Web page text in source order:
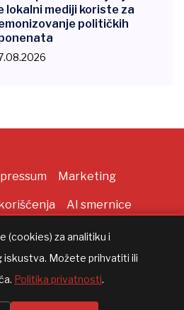
lokalni mediji koriste za
političkih
Marketing
AI smernice
(cookies) za analitiku i
iskustva. Možete prihvatiti ili
Politika privatnosti.